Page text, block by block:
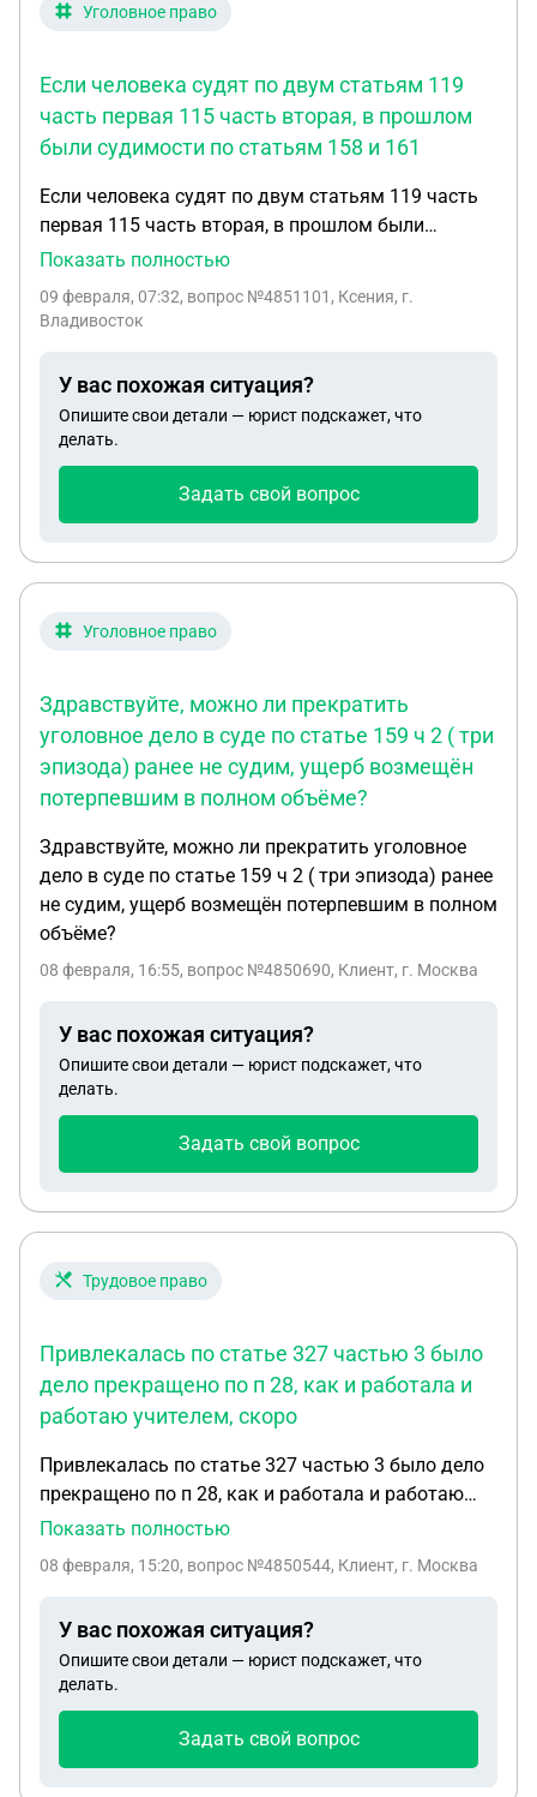
Уголовное право
Если человека судят по двум статьям 119
часть первая 115 часть вторая, в прошлом
были судимости по статьям 158 и 161
Если человека судят по двум статьям 119 часть
первая 115 часть вторая, в прошлом были
судимости по статьям 158 и 161, также
с потерпевшим не пошёл, и нет совсем
Показать полностью
09 февраля, 07:32, вопрос №4851101, Ксения, г.
Владивосток
У вас похожая ситуация?
Опишите свои детали — юрист подскажет, что
делать.
Задать свой вопрос
Уголовное право
Здравствуйте, можно ли прекратить
уголовное дело в суде по статье 159 ч 2 ( три
эпизода) ранее не судим, ущерб возмещён
потерпевшим в полном объёме?
Здравствуйте, можно ли прекратить уголовное
дело в суде по статье 159 ч 2 ( три эпизода) ранее
не судим, ущерб возмещён потерпевшим в полном
объёме?
08 февраля, 16:55, вопрос №4850690, Клиент, г. Москва
У вас похожая ситуация?
Опишите свои детали — юрист подскажет, что
делать.
Задать свой вопрос
Трудовое право
Привлекалась по статье 327 частью 3 было
дело прекращено по п 28, как и работала и
работаю учителем, скоро
Привлекалась по статье 327 частью 3 было дело
прекращено по п 28, как и работала и работаю
учителем, скоро открывают летнию площадку и
что там будет написано про мое прошлое что - то
Показать полностью
08 февраля, 15:20, вопрос №4850544, Клиент, г. Москва
У вас похожая ситуация?
Опишите свои детали — юрист подскажет, что
делать.
Задать свой вопрос